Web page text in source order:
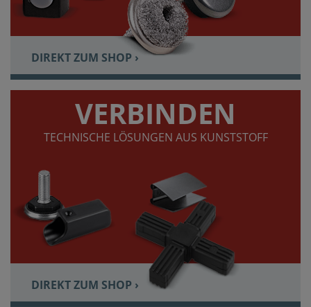
DIREKT ZUM SHOP ›
VERBINDEN
TECHNISCHE LÖSUNGEN AUS KUNSTSTOFF
DIREKT ZUM SHOP ›